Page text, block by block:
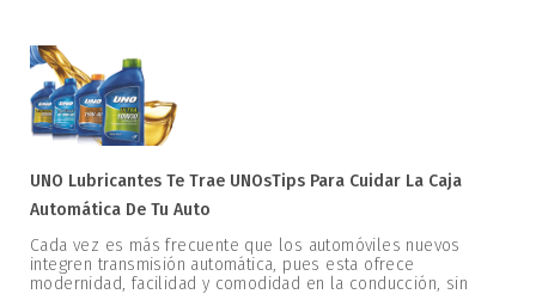
UNO Lubricantes Te Trae UNOsTips Para Cuidar La Caja
Automática De Tu Auto
Cada vez es más frecuente que los automóviles nuevos
integren transmisión automática, pues esta ofrece
modernidad, facilidad y comodidad en la conducción, sin